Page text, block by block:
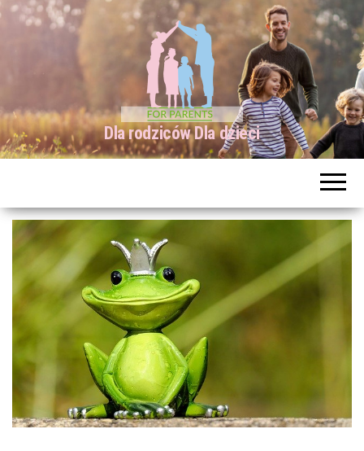
Dla rodziców Dla dzieci